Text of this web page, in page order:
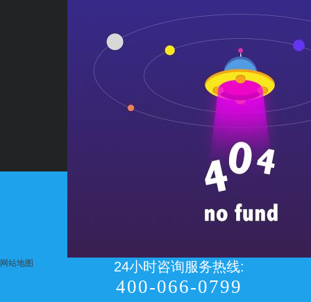
24小时咨询服务热线:
400-066-0799
网站地图